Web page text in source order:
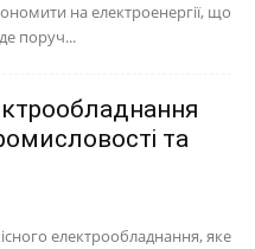
на електроенергії, що
поруч...
та
електрообладнання, яке